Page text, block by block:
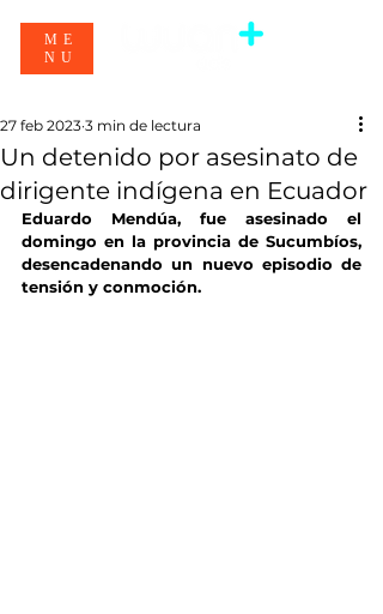
ME
NU
Un detenido por asesinato de
dirigente indígena en Ecuador
27 feb 2023 3 min de lectura
Eduardo Mendúa, fue asesinado el
domingo en la provincia de Sucumbíos,
desencadenando un nuevo episodio de
tensión y conmoción.